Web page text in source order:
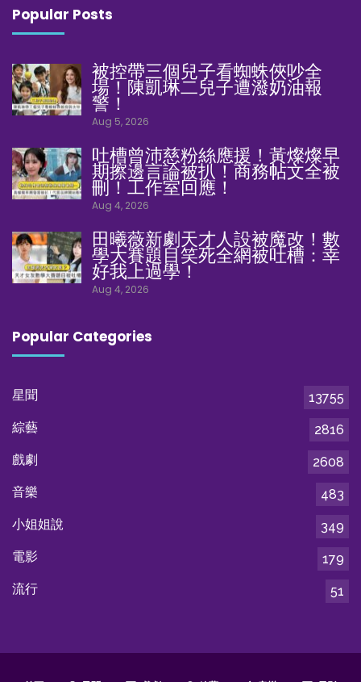
Popular Posts
被控帶三個兒子看蜘蛛俠吵全
場！陳凱琳二兒子遭潑奶油報
警！
Aug 5, 2026
吐槽曾沛慈粉絲應援！黃燦燦早
期擦邊言論被扒！商務帖文全被
刪！工作室回應！
Aug 4, 2026
田曦薇新劇天才人設被魔改！數
學大賽題目笑死全網被吐槽：幸
好我上過學！
Aug 4, 2026
Popular Categories
星聞
13755
綜藝
2816
戲劇
2608
音樂
483
小姐姐說
349
電影
179
流行
51